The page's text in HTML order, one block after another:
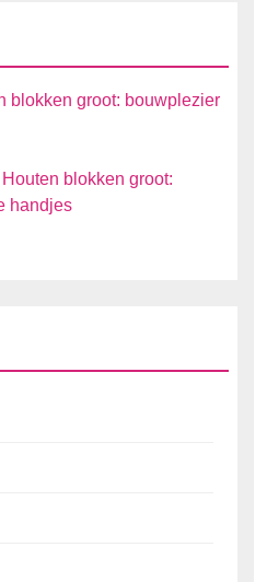
blokken groot: bouwplezier
Houten blokken groot:
handjes